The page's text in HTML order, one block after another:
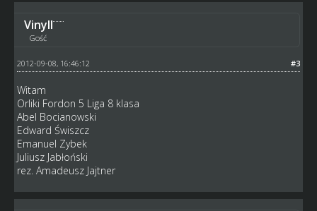
Vinyll
Gość
#3
2012-09-08, 16:46:12
Witam
Orliki Fordon 5 Liga 8 klasa
Abel Bocianowski
Edward Świszcz
Emanuel Zybek
Juliusz Jabłoński
rez. Amadeusz Jajtner